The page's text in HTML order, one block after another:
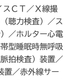
ＣＴ／Ｘ線撮
聴力検査）／ス
／ホルター心電
型睡眠時無呼吸
拍検査）装置／
置／赤外線サー